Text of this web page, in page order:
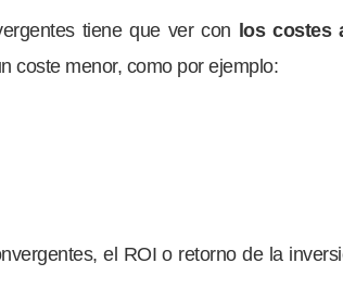
tiene que ver con los costes
coste menor, como por ejemplo:
el ROI o retorno de la